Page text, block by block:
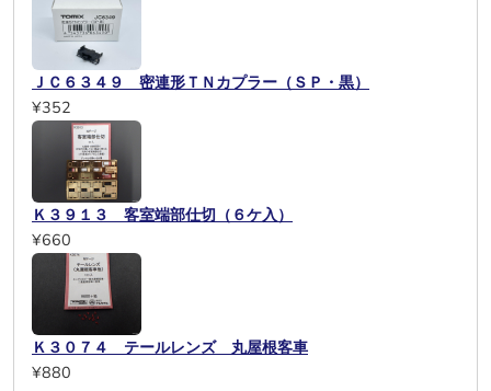
ＪＣ６３４９ 密連形ＴＮカプラー（ＳＰ・黒）
¥352
Ｋ３９１３ 客室端部仕切（６ケ入）
¥660
Ｋ３０７４ テールレンズ 丸屋根客車
¥880